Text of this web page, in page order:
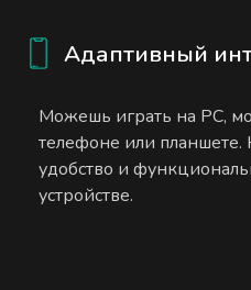
Адаптивный
Можешь играть на PC,
телефоне или планшете.
удобство и
устройстве.